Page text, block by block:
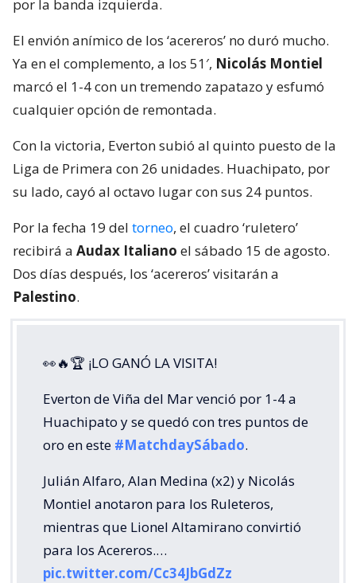
por la banda izquierda.
El envión anímico de los ‘acereros’ no duró mucho.
Ya en el complemento, a los 51′, Nicolás Montiel
marcó el 1-4 con un tremendo zapatazo y esfumó
cualquier opción de remontada.
Con la victoria, Everton subió al quinto puesto de la
Liga de Primera con 26 unidades. Huachipato, por
su lado, cayó al octavo lugar con sus 24 puntos.
Por la fecha 19 del torneo, el cuadro ‘ruletero’
recibirá a Audax Italiano el sábado 15 de agosto.
Dos días después, los ‘acereros’ visitarán a
Palestino.
👀🔥🏆 ¡LO GANÓ LA VISITA!
Everton de Viña del Mar venció por 1-4 a
Huachipato y se quedó con tres puntos de
oro en este #MatchdaySábado.
Julián Alfaro, Alan Medina (x2) y Nicolás
Montiel anotaron para los Ruleteros,
mientras que Lionel Altamirano convirtió
para los Acereros.…
pic.twitter.com/Cc34JbGdZz